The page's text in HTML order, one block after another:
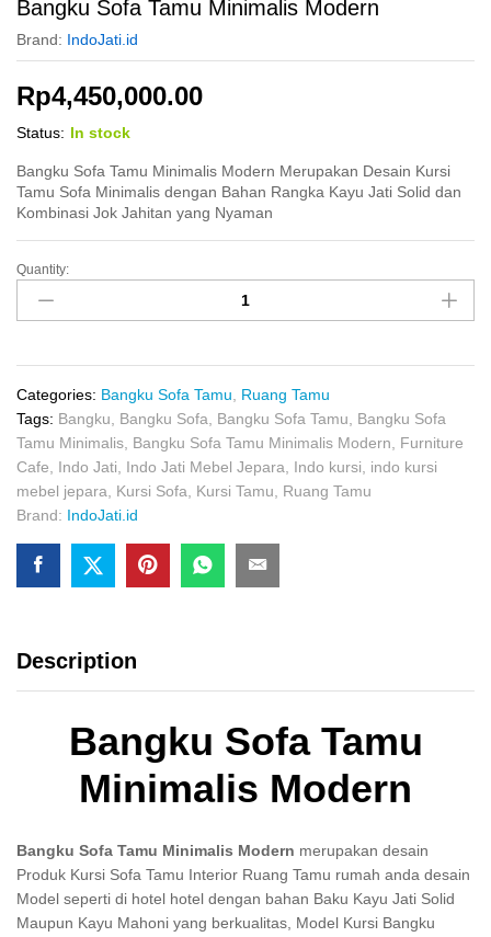
Bangku Sofa Tamu Minimalis Modern
Brand: IndoJati.id
Rp4,450,000.00
Status: In stock
Bangku Sofa Tamu Minimalis Modern Merupakan Desain Kursi
Tamu Sofa Minimalis dengan Bahan Rangka Kayu Jati Solid dan
Kombinasi Jok Jahitan yang Nyaman
Bangku
Sofa
Tamu
Modern
quantity
Quantity:
Categories: Bangku Sofa Tamu
Ruang Tamu
Tags: Bangku Bangku Sofa Bangku Sofa Tamu
Bangku Sofa
Tamu Minimalis Bangku Sofa Tamu Minimalis Modern
Furniture
Cafe
Indo Jati Indo Jati Mebel Jepara Indo kursi
indo kursi
mebel jepara
Kursi Sofa Kursi Tamu
Ruang Tamu
Brand: IndoJati.id
Description
Bangku Sofa Tamu
Minimalis Modern
Bangku Sofa Tamu Minimalis Modern merupakan desain
Produk Kursi Sofa Tamu Interior Ruang Tamu rumah anda desain
Model seperti di hotel hotel dengan bahan Baku Kayu Jati Solid
Maupun Kayu Mahoni yang berkualitas, Model Kursi Bangku